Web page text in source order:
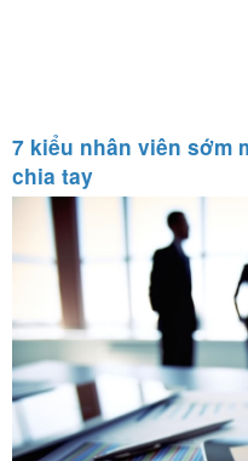
7 kiểu nhân viên sớm
chia tay